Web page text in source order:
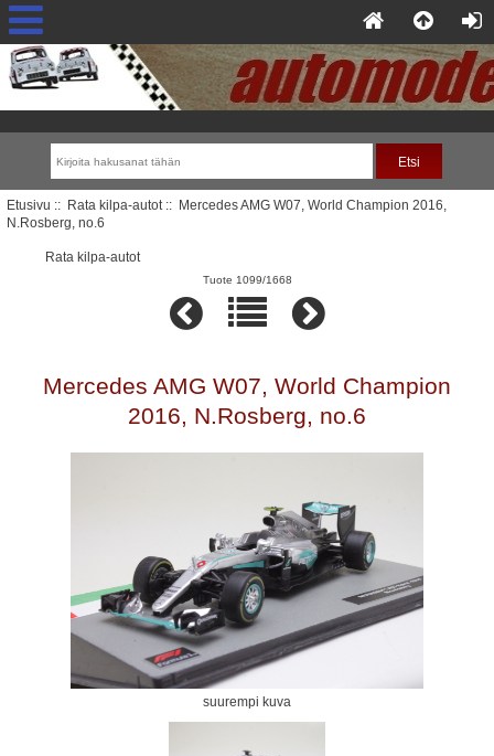
Etusivu :: Rata kilpa-autot:: Mercedes AMG W07, World Champion 2016,
N.Rosberg, no.6
Rata kilpa-autot
Tuote 1099/1668
Mercedes AMG W07, World Champion
2016, N.Rosberg, no.6
suurempi kuva